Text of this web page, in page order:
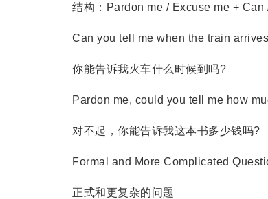
结构：Pardon me / Excuse me + Can
Can you tell me when the train
你能告诉我火车什么时候到吗?
Pardon me, could you tell me how
对不起，你能告诉我这本书多少钱吗?
Formal and More Complicated
正式和更复杂的问题